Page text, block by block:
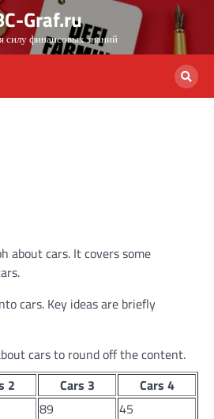
Graf.ru
силу финансовых знаний
about cars. It covers some
cars. Key ideas are briefly
cars to round off the content.
2 Cars 3
Cars 4
89
45